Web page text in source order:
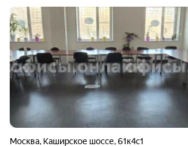
Москва, Каширское шоссе,61к4с1